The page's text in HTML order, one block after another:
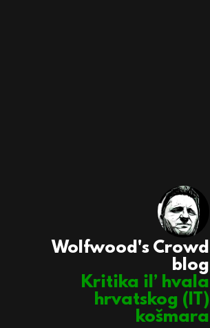
Wolfwood's Crowd
blog
Kritika il’ hvala
hrvatskog (IT)
košmara